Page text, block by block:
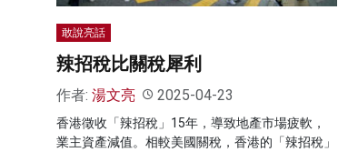
敢說亮話
辣招稅比關稅犀利
作者: 湯文亮 2025-04-23
香港徵收「辣招稅」15年，導致地產市場疲軟，
業主資產減值。相較美國關稅，香港的「辣招稅」